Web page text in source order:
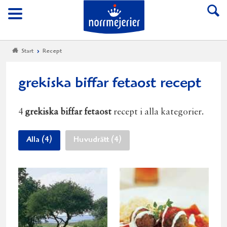
Meny
Till Norrmejerier
Start Recept
grekiska biffar fetaost recept
4 grekiska biffar fetaost recept i alla kategorier.
Alla (4) Huvudrätt (4)